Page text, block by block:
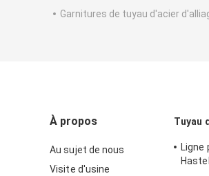
Garnitures de tuyau d'acier
À propos
Au sujet de nous
Visite d'usine
Tuyau
Ligne